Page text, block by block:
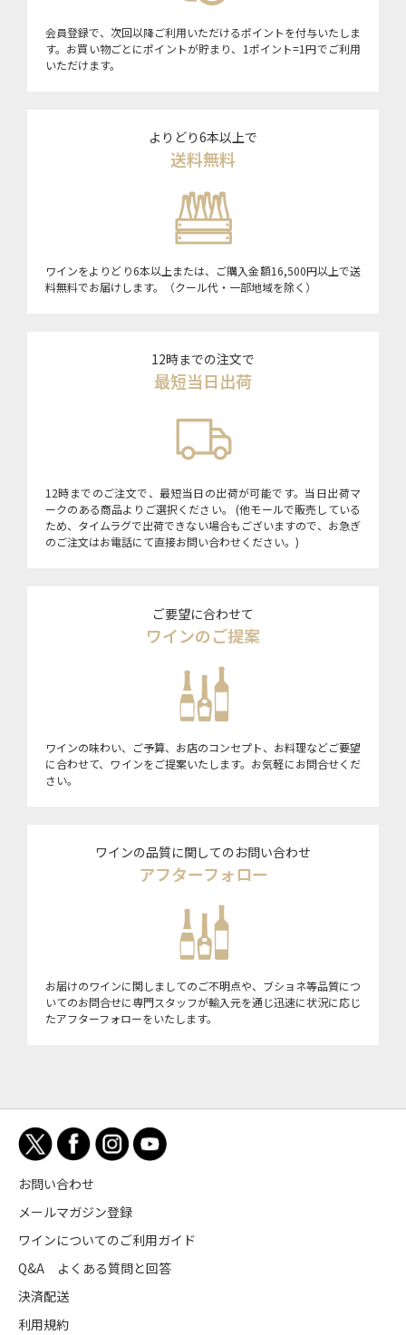
会員登録で、次回以降ご利用いただけるポイントを付与いたしま
す。お買い物ごとにポイントが貯まり、1ポイント=1円でご利用
いただけます。
よりどり6本以上で
送料無料
ワインをよりどり6本以上または、ご購入金額16,500円以上で送
料無料でお届けします。（クール代・一部地域を除く）
12時までの注文で
最短当日出荷
12時までのご注文で、最短当日の出荷が可能です。当日出荷マ
ークのある商品よりご選択ください。 (他モールで販売している
ため、タイムラグで出荷できない場合もございますので、お急ぎ
のご注文はお電話にて直接お問い合わせください。)
ご要望に合わせて
ワインのご提案
ワインの味わい、ご予算、お店のコンセプト、お料理などご要望
に合わせて、ワインをご提案いたします。お気軽にお問合せくだ
さい。
ワインの品質に関してのお問い合わせ
アフターフォロー
お届けのワインに関しましてのご不明点や、ブショネ等品質につ
いてのお問合せに専門スタッフが輸入元を通じ迅速に状況に応じ
たアフターフォローをいたします。
お問い合わせ
メールマガジン登録
ワインについてのご利用ガイド
Q&A よくある質問と回答
決済配送
利用規約